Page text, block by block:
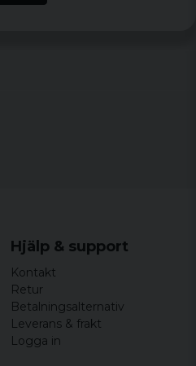
Hjälp & support
Kontakt
Retur
Betalningsalternativ
Leverans & frakt
Logga in